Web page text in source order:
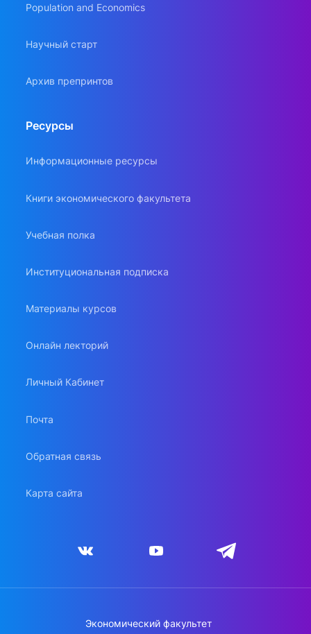
Population and Economics
Научный старт
Архив препринтов
Ресурсы
Информационные ресурсы
Книги экономического факультета
Учебная полка
Институциональная подписка
Материалы курсов
Онлайн лекторий
Личный Кабинет
Почта
Обратная связь
Карта сайта
Экономический факультет